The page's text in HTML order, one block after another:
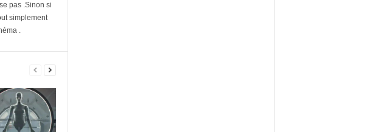
pas .Sinon si
simplement
.